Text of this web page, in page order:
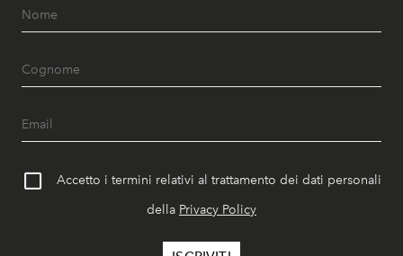
Accetto i termini relativi al trattamento dei dati personali
della Privacy Policy